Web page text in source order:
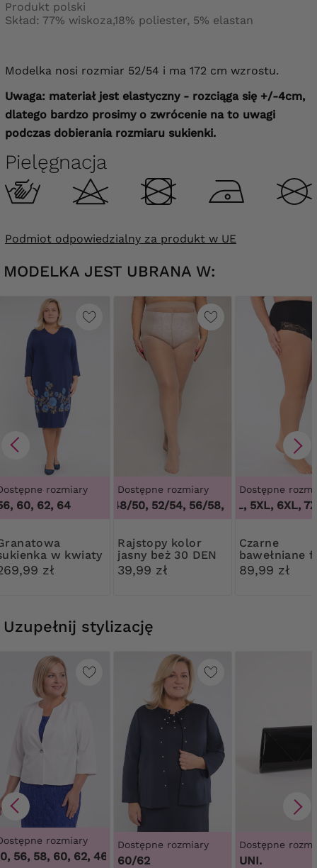
Produkt polski
Skład: 77% wiskoza,18% poliester, 5% elastan
Modelka nosi rozmiar 52/54 i ma 172 cm wzrostu.
Uwaga: materiał jest elastyczny - rozciąga się +/-4cm,
dlatego bardzo prosimy o zwrócenie na to uwagi
podczas dobierania rozmiaru sukienki.
Pielęgnacja
Podmiot odpowiedzialny za produkt w UE
MODELKA JEST UBRANA W:
rozmiary
60, 62, 64
w kwiaty
zł
Dostępne rozmiary
44/46, 48/50, 52/54, 56/58, 60/62,44/46,
Rajstopy kolor
jasny beż 30 DEN
Ribessa
39,99 zł
Dostępne
3XL, 4XL, 5XL, 6XL,
Czarne
bawełniane
modelujące z
koronką
89,99 zł
Uzupełnij stylizację
rozmiary
56, 58, 60, 62,46, 48, 50, 56, 58, 60, 62
Dostępne rozmiary
60/62
Dostępne
UNI.